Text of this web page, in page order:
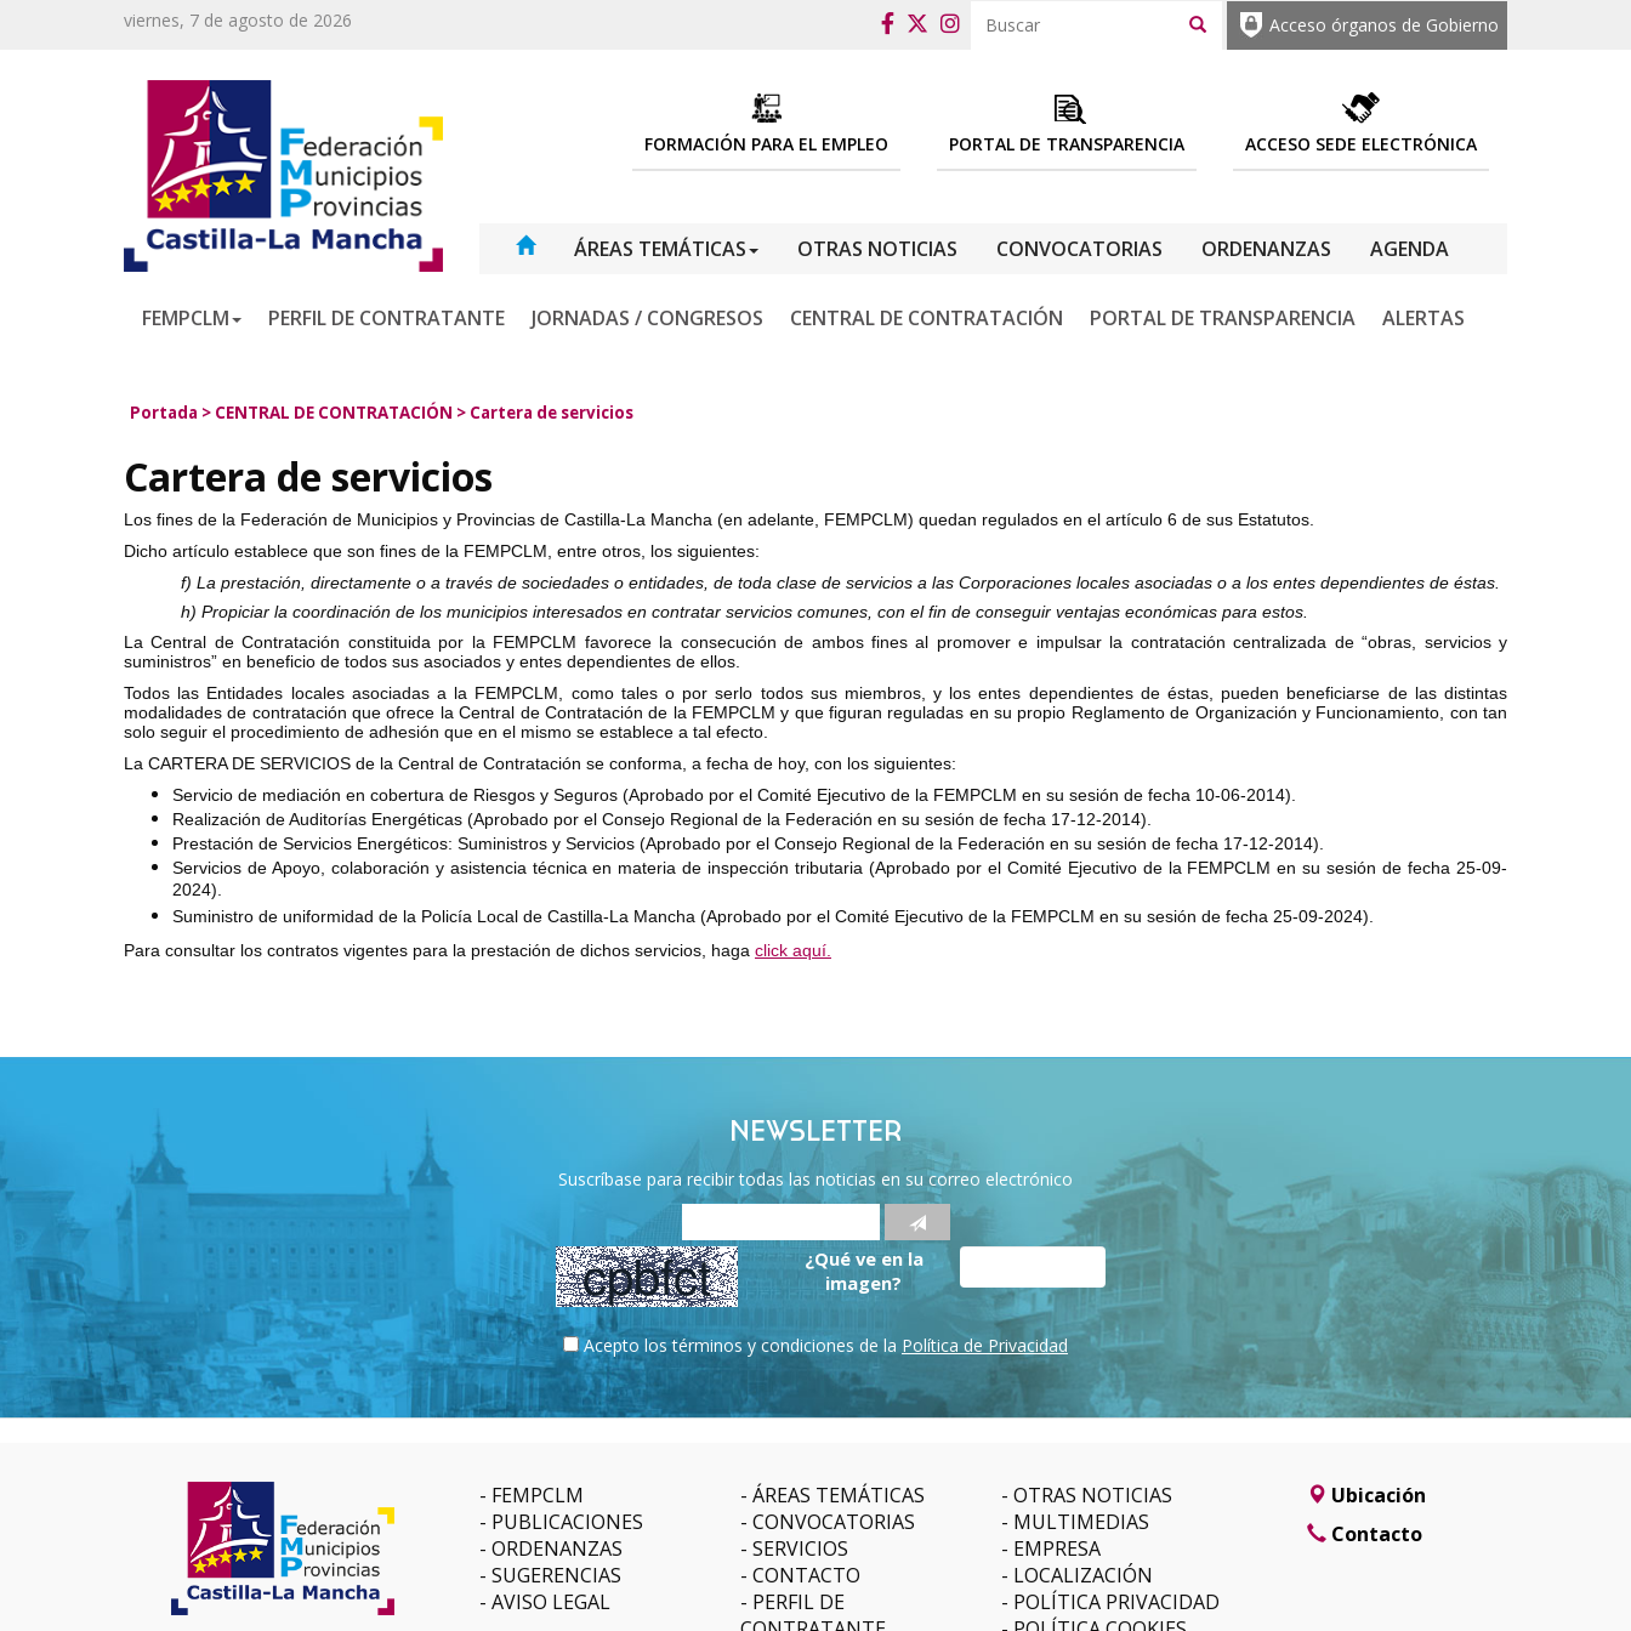
viernes, 7 de agosto de 2026 Acceso órganos de Gobierno
ACCESO SEDE ELECTRÓNICA
PORTAL DE TRANSPARENCIA
FORMACIÓN PARA EL EMPLEO
ÁREAS TEMÁTICAS OTRAS NOTICIAS CONVOCATORIAS ORDENANZAS AGENDA
FEMPCLM PERFIL DE CONTRATANTE JORNADAS / CONGRESOS CENTRAL DE CONTRATACIÓN PORTAL DE TRANSPARENCIA ALERTAS
Portada > CENTRAL DE CONTRATACIÓN > Cartera de servicios
Cartera de servicios
Los fines de la Federación de Municipios y Provincias de Castilla-La Mancha (en adelante, FEMPCLM) quedan regulados en el artículo 6 de sus Estatutos.
Dicho artículo establece que son fines de la FEMPCLM, entre otros, los siguientes:
f) La prestación, directamente o a través de sociedades o entidades, de toda clase de servicios a las Corporaciones locales asociadas o a los entes dependientes de éstas.
h) Propiciar la coordinación de los municipios interesados en contratar servicios comunes, con el fin de conseguir ventajas económicas para estos.
La Central de Contratación constituida por la FEMPCLM favorece la consecución de ambos fines al promover e impulsar la contratación centralizada de “obras, servicios y
suministros” en beneficio de todos sus asociados y entes dependientes de ellos.
Todos las Entidades locales asociadas a la FEMPCLM, como tales o por serlo todos sus miembros, y los entes dependientes de éstas, pueden beneficiarse de las distintas
modalidades de contratación que ofrece la Central de Contratación de la FEMPCLM y que figuran reguladas en su propio Reglamento de Organización y Funcionamiento, con tan
solo seguir el procedimiento de adhesión que en el mismo se establece a tal efecto.
La CARTERA DE SERVICIOS de la Central de Contratación se conforma, a fecha de hoy, con los siguientes:
Servicio de mediación en cobertura de Riesgos y Seguros (Aprobado por el Comité Ejecutivo de la FEMPCLM en su sesión de fecha 10-06-2014).
Realización de Auditorías Energéticas (Aprobado por el Consejo Regional de la Federación en su sesión de fecha 17-12-2014).
Prestación de Servicios Energéticos: Suministros y Servicios (Aprobado por el Consejo Regional de la Federación en su sesión de fecha 17-12-2014).
Servicios de Apoyo, colaboración y asistencia técnica en materia de inspección tributaria (Aprobado por el Comité Ejecutivo de la FEMPCLM en su sesión de fecha 25-09-
2024).
Suministro de uniformidad de la Policía Local de Castilla-La Mancha (Aprobado por el Comité Ejecutivo de la FEMPCLM en su sesión de fecha 25-09-2024).
Para consultar los contratos vigentes para la prestación de dichos servicios, haga click aquí.
NEWSLETTER
Suscríbase para recibir todas las noticias en su correo electrónico
¿Qué ve en la
imagen?
Acepto los términos y condiciones de la Política de Privacidad
FEMPCLM ÁREAS TEMÁTICAS
OTRAS NOTICIAS
PUBLICACIONES
CONVOCATORIAS
MULTIMEDIAS
ORDENANZAS
SERVICIOS
EMPRESA
SUGERENCIAS
CONTACTO
LOCALIZACIÓN
AVISO LEGAL
PERFIL DE
POLÍTICA PRIVACIDAD
Ubicación
Contacto